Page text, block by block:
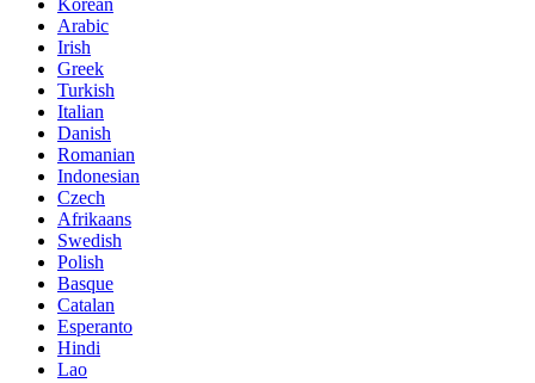
Arabic
Irish
Greek
Turkish
Italian
Danish
Romanian
Indonesian
Czech
Afrikaans
Swedish
Polish
Basque
Catalan
Esperanto
Hindi
Lao